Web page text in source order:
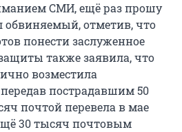
СМИ, ещё раз прошу
обвиняемый, отметив, что
понести заслуженное
также заявила, что
возместила
пострадавшим 50
почтой перевела в мае
30 тысяч почтовым